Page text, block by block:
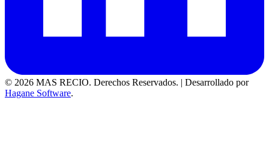
© 2026 MAS RECIO. Derechos Reservados. | Desarrollado por
Hagane Software.